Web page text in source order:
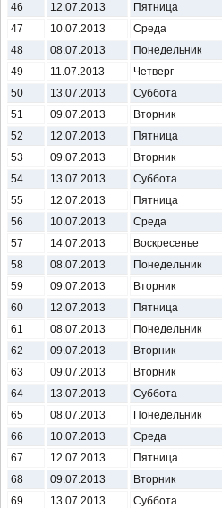
46
12.07.2013 Пятница
47
10.07.2013 Среда
48
08.07.2013 Понедельник
49
11.07.2013 Четверг
50
13.07.2013 Суббота
51
09.07.2013 Вторник
52
12.07.2013 Пятница
53
09.07.2013 Вторник
54
13.07.2013 Суббота
55
12.07.2013 Пятница
56
10.07.2013 Среда
57
14.07.2013 Воскресенье
58
08.07.2013 Понедельник
59
09.07.2013 Вторник
60
12.07.2013 Пятница
61
08.07.2013 Понедельник
62
09.07.2013 Вторник
63
09.07.2013 Вторник
64
13.07.2013 Суббота
65
08.07.2013 Понедельник
66
10.07.2013 Среда
67
12.07.2013 Пятница
68
09.07.2013 Вторник
69
13.07.2013 Суббота